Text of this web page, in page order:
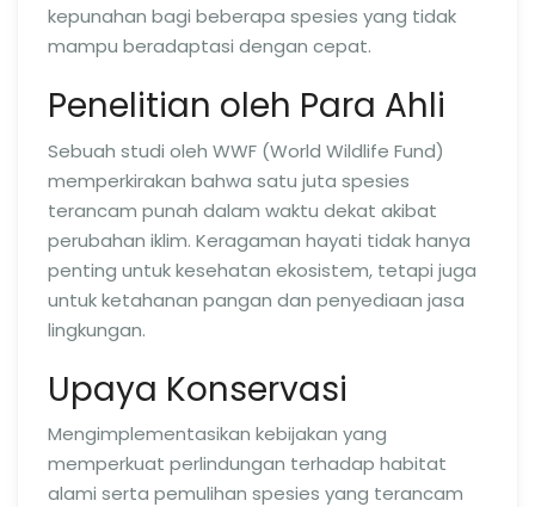
kepunahan bagi beberapa spesies yang tidak
mampu beradaptasi dengan cepat.
Penelitian oleh Para Ahli
Sebuah studi oleh WWF (World Wildlife Fund)
memperkirakan bahwa satu juta spesies
terancam punah dalam waktu dekat akibat
perubahan iklim. Keragaman hayati tidak hanya
penting untuk kesehatan ekosistem, tetapi juga
untuk ketahanan pangan dan penyediaan jasa
lingkungan.
Upaya Konservasi
Mengimplementasikan kebijakan yang
memperkuat perlindungan terhadap habitat
alami serta pemulihan spesies yang terancam